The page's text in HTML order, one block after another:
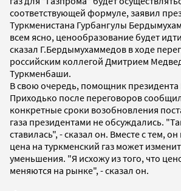
соответствующей формуле, заявил
Туркменистана Гурбангулы
всем ясно, ценообразование будет
сказал Г.Бердымухаммедов в ходе
российским коллегой Дмитрием
Туркменбаши.
В свою очередь, помощник президента
Приходько после переговоров
конкретные сроки возобновления
газа президентами не обсуждались.
ставилась", - сказал он. Вместе с тем,
цена на туркменский газ может
уменьшения. "Я исхожу из того, что
меняются на рынке", - сказал он.